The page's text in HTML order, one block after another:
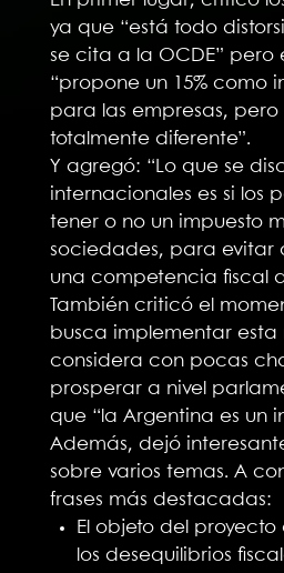
ya que “está todo
se cita a la OCDE” pero
“propone un 15% como
para las empresas, pero
totalmente diferente”.
Y agregó: “Lo que se
internacionales es si los
tener o no un impuesto
sociedades, para evitar
una competencia fiscal
También criticó el
busca implementar
considera con pocas
prosperar a nivel
que “la Argentina es un
Además, dejó
sobre varios temas. A
frases más destacadas:
El objeto del
los desequilibrios